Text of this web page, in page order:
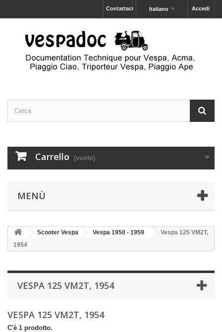
Accedi
Italiano
Contattaci
Carrello (vuoto)
MENÙ
Scooter Vespa Vespa 1950 - 1959
Vespa 125 VM2T,
1954
VESPA 125 VM2T, 1954
VESPA 125 VM2T, 1954
C'è 1 prodotto.